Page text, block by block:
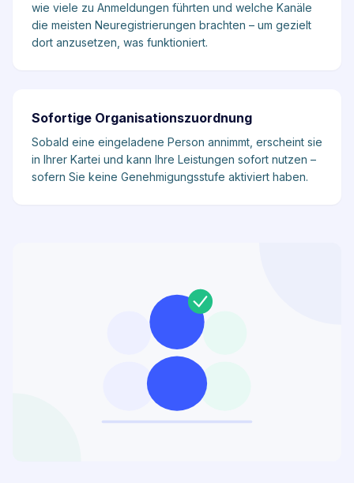
wie viele zu Anmeldungen führten und welche Kanäle
die meisten Neuregistrierungen brachten – um gezielt
dort anzusetzen, was funktioniert.
Sofortige Organisationszuordnung
Sobald eine eingeladene Person annimmt, erscheint sie
in Ihrer Kartei und kann Ihre Leistungen sofort nutzen –
sofern Sie keine Genehmigungsstufe aktiviert haben.